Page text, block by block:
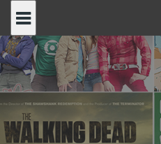
content